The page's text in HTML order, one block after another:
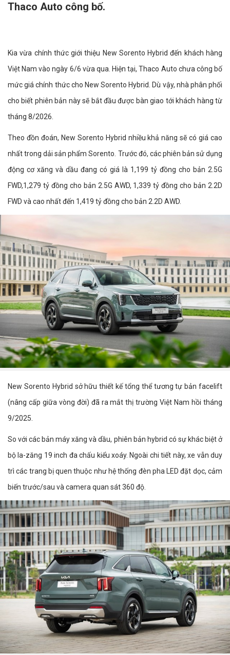
Thaco Auto công bố.
Kia vừa chính thức giới thiệu New Sorento Hybrid đến khách hàng
Việt Nam vào ngày 6/6 vừa qua. Hiện tại, Thaco Auto chưa công bố
mức giá chính thức cho New Sorento Hybrid. Dù vậy, nhà phân phối
cho biết phiên bản này sẽ bắt đầu được bàn giao tới khách hàng từ
tháng 8/2026.
Theo đồn đoán, New Sorento Hybrid nhiều khả năng sẽ có giá cao
nhất trong dải sản phẩm Sorento. Trước đó, các phiên bản sử dụng
động cơ xăng và dầu đang có giá là 1,199 tỷ đồng cho bản 2.5G
FWD,1,279 tỷ đồng cho bản 2.5G AWD, 1,339 tỷ đồng cho bản 2.2D
FWD và cao nhất đến 1,419 tỷ đồng cho bản 2.2D AWD.
New Sorento Hybrid sở hữu thiết kế tổng thể tương tự bản facelift
(nâng cấp giữa vòng đời) đã ra mắt thị trường Việt Nam hồi tháng
9/2025.
So với các bản máy xăng và dầu, phiên bản hybrid có sự khác biệt ở
bộ la-zăng 19 inch đa chấu kiểu xoáy. Ngoài chi tiết này, xe vẫn duy
trì các trang bị quen thuộc như hệ thống đèn pha LED đặt dọc, cảm
biến trước/sau và camera quan sát 360 độ.